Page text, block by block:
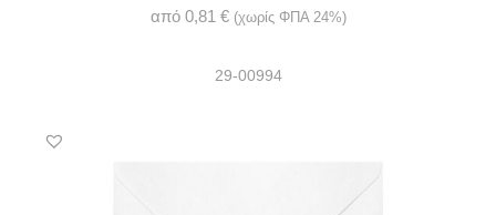
από 0,81 € (χωρίς ΦΠΑ 24%)
29-00994